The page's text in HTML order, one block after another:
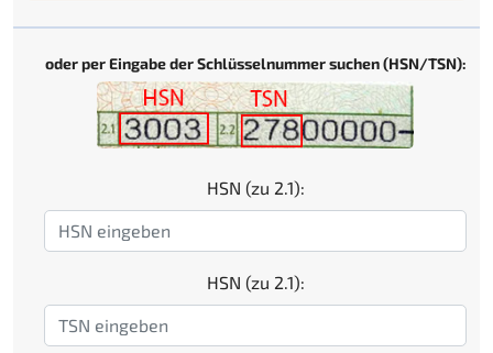
oder per Eingabe der Schlüsselnummer suchen (HSN/TSN):
HSN (zu 2.1):
HSN (zu 2.1):